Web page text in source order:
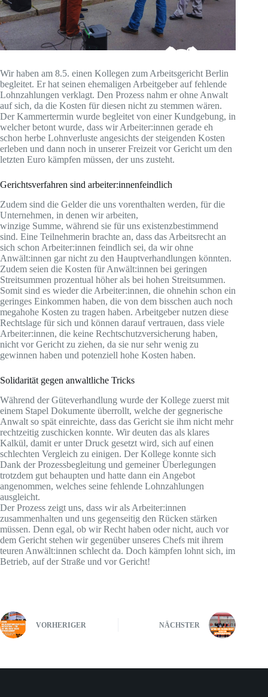
Wir haben am 8.5. einen Kollegen zum Arbeitsgericht Berlin
begleitet. Er hat seinen ehemaligen Arbeitgeber auf fehlende
Lohnzahlungen verklagt. Den Prozess nahm er ohne Anwalt
auf sich, da die Kosten für diesen nicht zu stemmen wären.
Der Kammertermin wurde begleitet von einer Kundgebung, in
welcher betont wurde, dass wir Arbeiter:innen gerade eh
schon herbe Lohnverluste angesichts der steigenden Kosten
erleben und dann noch in unserer Freizeit vor Gericht um den
letzten Euro kämpfen müssen, der uns zusteht.
Gerichtsverfahren sind arbeiter:innenfeindlich
Zudem sind die Gelder die uns vorenthalten werden, für die
Unternehmen, in denen wir arbeiten,
winzige Summe, während sie für uns existenzbestimmend
sind. Eine Teilnehmerin brachte an, dass das Arbeitsrecht an
sich schon Arbeiter:innen feindlich sei, da wir ohne
Anwält:innen gar nicht zu den Hauptverhandlungen könnten.
Zudem seien die Kosten für Anwält:innen bei geringen
Streitsummen prozentual höher als bei hohen Streitsummen.
Somit sind es wieder die Arbeiter:innen, die ohnehin schon ein
geringes Einkommen haben, die von dem bisschen auch noch
megahohe Kosten zu tragen haben. Arbeitgeber nutzen diese
Rechtslage für sich und können darauf vertrauen, dass viele
Arbeiter:innen, die keine Rechtschutzversicherung haben,
nicht vor Gericht zu ziehen, da sie nur sehr wenig zu
gewinnen haben und potenziell hohe Kosten haben.
Solidarität gegen anwaltliche Tricks
Während der Güteverhandlung wurde der Kollege zuerst mit
einem Stapel Dokumente überrollt, welche der gegnerische
Anwalt so spät einreichte, dass das Gericht sie ihm nicht mehr
rechtzeitig zuschicken konnte. Wir deuten das als klares
Kalkül, damit er unter Druck gesetzt wird, sich auf einen
schlechten Vergleich zu einigen. Der Kollege konnte sich
Dank der Prozessbegleitung und gemeiner Überlegungen
trotzdem gut behaupten und hatte dann ein Angebot
angenommen, welches seine fehlende Lohnzahlungen
ausgleicht.
Der Prozess zeigt uns, dass wir als Arbeiter:innen
zusammenhalten und uns gegenseitig den Rücken stärken
müssen. Denn egal, ob wir Recht haben oder nicht, auch vor
dem Gericht stehen wir gegenüber unseres Chefs mit ihrem
teuren Anwält:innen schlecht da. Doch kämpfen lohnt sich, im
Betrieb, auf der Straße und vor Gericht!
VORHERIGER NÄCHSTER